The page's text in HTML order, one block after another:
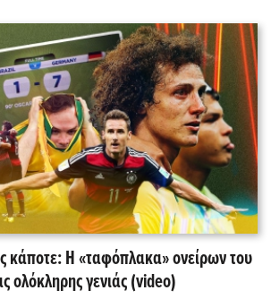
κάποτε: Η «ταφόπλακα» ονείρων του
ολόκληρης γενιάς (video)